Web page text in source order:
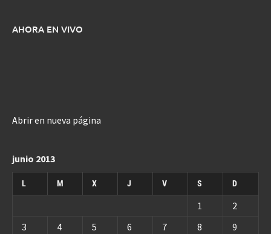
AHORA EN VIVO
Abrir en nueva página
junio 2013
L M X J V S D
1
2
3
4 5 6 7 8
9